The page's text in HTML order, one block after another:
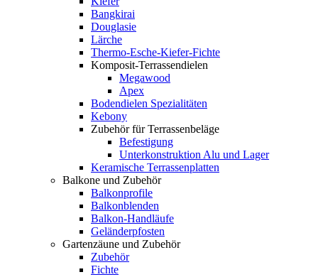
Bangkirai
Douglasie
Lärche
Thermo-Esche-Kiefer-Fichte
Komposit-Terrassendielen
Megawood
Apex
Bodendielen Spezialitäten
Kebony
Zubehör für Terrassenbeläge
Befestigung
Unterkonstruktion Alu und Lager
Keramische Terrassenplatten
Balkone und Zubehör
Balkonprofile
Balkonblenden
Balkon-Handläufe
Geländerpfosten
Gartenzäune und Zubehör
Zubehör
Fichte